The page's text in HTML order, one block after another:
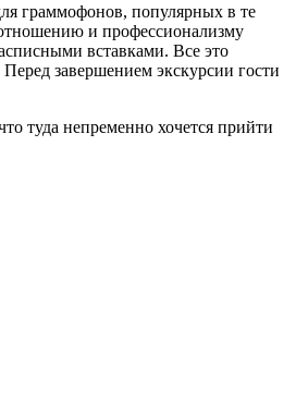
граммофонов, популярных в те
и профессионализму
вставками. Все это
завершением экскурсии гости
туда непременно хочется прийти